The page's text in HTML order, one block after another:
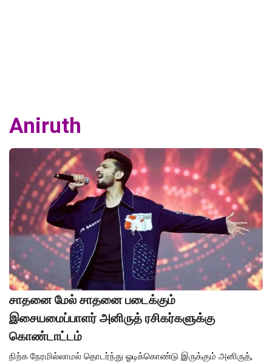
Aniruth
சாதனை மேல் சாதனை படைக்கும்
இசையமைப்பாளர் அனிருத் ரசிகர்களுக்கு
கொண்டாட்டம்
நிற்க நேரமில்லாமல் தொடர்ந்து ஓடிக்கொண்டு இருக்கும் அனிருத்,